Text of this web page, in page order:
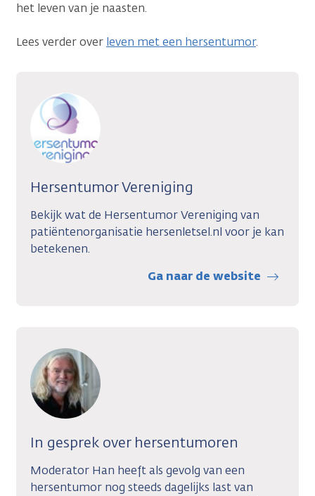
het leven van je naasten.
Lees verder over leven met een hersentumor.
Hersentumor Vereniging
Bekijk wat de Hersentumor Vereniging van
patiëntenorganisatie hersenletsel.nl voor je kan
betekenen.
Ga naar de website
In gesprek over hersentumoren
Moderator Han heeft als gevolg van een
hersentumor nog steeds dagelijks last van